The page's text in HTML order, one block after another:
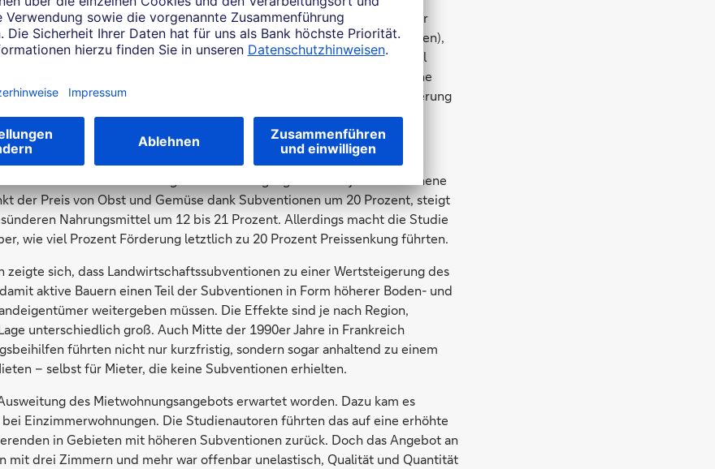
sind ein fester Betrag pro Einheit (spezifische Subvention), der
ist (zum Beispiel bisherige Einspeisevergütung für erneuerbare Energien),
proportional zum Produktpreis („Ad-valorem-Subvention“, zum Beispiel
auf Lebensmittel). Üblich sind auch Kombinationen, etwa eine
Subvention wie bei der aktuellen Heizungstechnik-Bundesförderung
(BEG) mit maximal förderfähigen Investitionskosten.
Subventionen gut. Eine im vergangenen Frühjahr erschienene
der Preis von Obst und Gemüse dank Subventionen um 20 Prozent, steigt
Nahrungsmittel um 12 bis 21 Prozent. Allerdings macht die Studie
wie viel Prozent Förderung letztlich zu 20 Prozent Preissenkung führten.
zeigte sich, dass Landwirtschaftssubventionen zu einer Wertsteigerung des
aktive Bauern einen Teil der Subventionen in Form höherer Boden- und
weitergeben müssen. Die Effekte sind je nach Region,
unterschiedlich groß. Auch Mitte der 1990er Jahre in Frankreich
führten nicht nur kurzfristig, sondern sogar anhaltend zu einem
– selbst für Mieter, die keine Subventionen erhielten.
des Mietwohnungsangebots erwartet worden. Dazu kam es
Einzimmerwohnungen. Die Studienautoren führten das auf eine erhöhte
in Gebieten mit höheren Subventionen zurück. Doch das Angebot an
mit drei Zimmern und mehr war offenbar unelastisch, Qualität und Quantität